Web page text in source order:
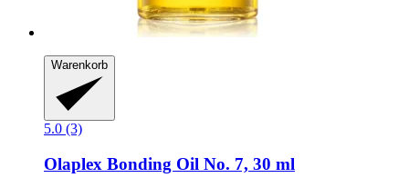
Warenkorb
5.0 (3)
Olaplex Bonding Oil No. 7, 30 ml